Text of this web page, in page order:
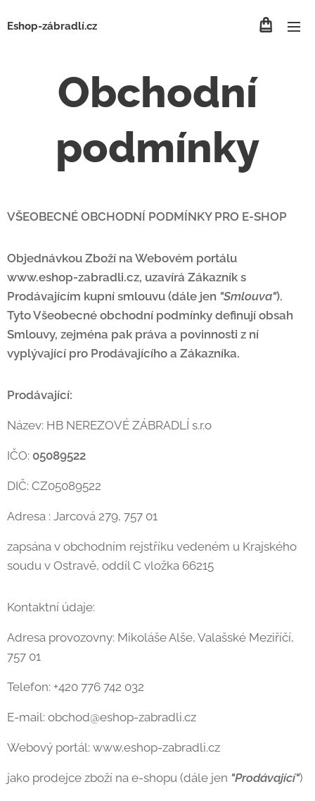
Eshop-zábradlí.cz
Obchodní
podmínky
VŠEOBECNÉ OBCHODNÍ PODMÍNKY PRO E-SHOP
Objednávkou Zboží na Webovém portálu
www.eshop-zabradli.cz, uzavírá Zákazník s
Prodávajícím kupní smlouvu (dále jen "Smlouva").
Tyto Všeobecné obchodní podmínky definují obsah
Smlouvy, zejména pak práva a povinnosti z ní
vyplývající pro Prodávajícího a Zákazníka.
Prodávající:
Název: HB NEREZOVÉ ZÁBRADLÍ s.r.o
IČO: 05089522
DIČ: CZ05089522
Adresa : Jarcová 279, 757 01
zapsána v obchodním rejstříku vedeném u Krajského
soudu v Ostravě, oddíl C vložka 66215
Kontaktní údaje:
Adresa provozovny: Mikoláše Alše, Valašské Meziříčí,
757 01
Telefon: +420 776 742 032
E-mail: obchod@eshop-zabradli.cz
Webový portál: www.eshop-zabradli.cz
jako prodejce zboží na e-shopu (dále jen "Prodávající")